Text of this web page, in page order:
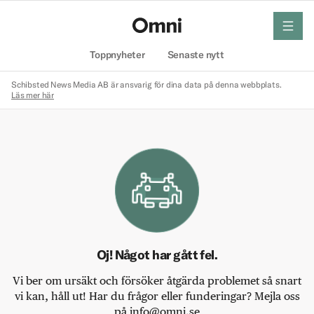
Toppnyheter Senaste nytt
meny
Schibsted News Media AB är ansvarig för dina data på denna webbplats.
Läs mer här
Oj! Något har gått fel.
Vi ber om ursäkt och försöker åtgärda problemet så snart
vi kan, håll ut! Har du frågor eller funderingar? Mejla oss